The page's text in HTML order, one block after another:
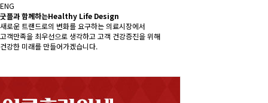
ENG
굿플과 함께하는Healthy Life Design
새로운 트랜드로의 변화를 요구하는 의료시장에서
고객만족을 최우선으로 생각하고 고객 건강증진을 위해
건강한 미래를 만들어가겠습니다.